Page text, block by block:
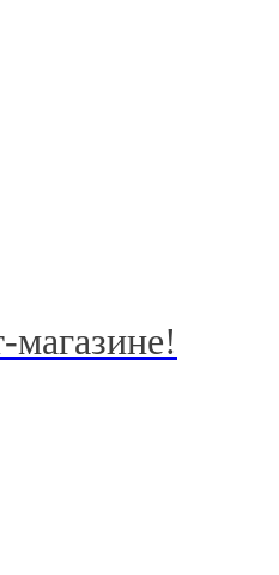
магазине!